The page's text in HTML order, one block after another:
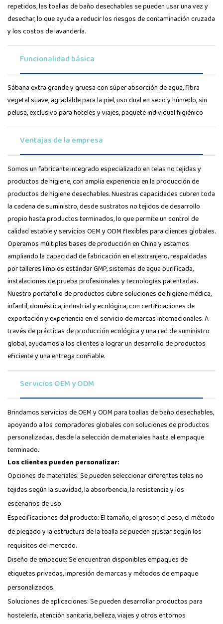
repetidos, las toallas de baño desechables se pueden usar una vez y
desechar, lo que ayuda a reducir los riesgos de contaminación cruzada
y los costos de lavandería.
Funcionalidad básica
Sábana extra grande y gruesa con súper absorción de agua, fibra
vegetal suave, agradable para la piel, uso dual en seco y húmedo, sin
pelusa, exclusivo para hoteles y viajes, paquete individual higiénico
Ventajas de la empresa
Somos un fabricante integrado especializado en telas no tejidas y
productos de higiene, con amplia experiencia en la producción de
productos de higiene desechables. Nuestras capacidades cubren toda
la cadena de suministro, desde sustratos no tejidos de desarrollo
propio hasta productos terminados, lo que permite un control de
calidad estable y servicios OEM y ODM flexibles para clientes globales.
Operamos múltiples bases de producción en China y estamos
ampliando la capacidad de fabricación en el extranjero, respaldadas
por talleres limpios estándar GMP, sistemas de agua purificada,
instalaciones de prueba profesionales y tecnologías patentadas.
Nuestro portafolio de productos cubre soluciones de higiene médica,
infantil, doméstica, industrial y ecológica, con certificaciones de
exportación y experiencia en el servicio de marcas internacionales. A
través de prácticas de producción ecológica y una red de suministro
global, ayudamos a los clientes a lograr un desarrollo de productos
eficiente y una entrega confiable.
Servicios OEM y ODM
Brindamos servicios de OEM y ODM para toallas de baño desechables,
apoyando a los compradores globales con soluciones de productos
personalizadas, desde la selección de materiales hasta el empaque
terminado.
Los clientes pueden personalizar:
Opciones de materiales: Se pueden seleccionar diferentes telas no
tejidas según la suavidad, la absorbencia, la resistencia y los
escenarios de uso.
Especificaciones del producto: El tamaño, el grosor, el peso, el método
de plegado y la estructura de la toalla se pueden ajustar según los
requisitos del mercado.
Diseño de empaque: Se encuentran disponibles empaques de
etiquetas privadas, impresión de marcas y métodos de empaque
personalizados.
Soluciones de aplicaciones: Se pueden desarrollar productos para
hostelería, atención sanitaria, belleza, viajes y otros entornos